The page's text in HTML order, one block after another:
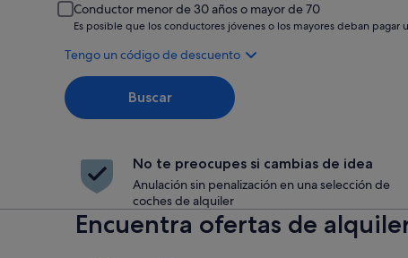
Conductor menor de 30 años o mayor de 70
Es posible que los conductores jóvenes o los mayores deban pagar
Tengo un código de descuento
Buscar
No te preocupes si cambias de idea
Anulación sin penalización en una selección de
coches de alquiler
Encuentra ofertas de